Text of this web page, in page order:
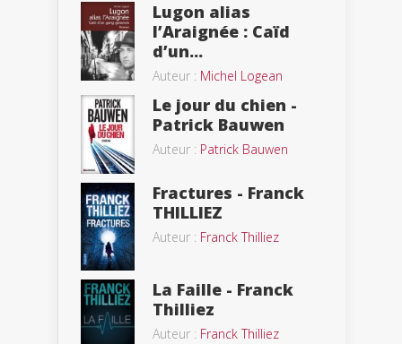
Lugon alias
l’Araignée : Caïd
d’un...
Auteur : Michel Logean
Le jour du chien -
Patrick Bauwen
Auteur : Patrick Bauwen
Fractures - Franck
THILLIEZ
Auteur : Franck Thilliez
La Faille - Franck
Thilliez
Auteur : Franck Thilliez